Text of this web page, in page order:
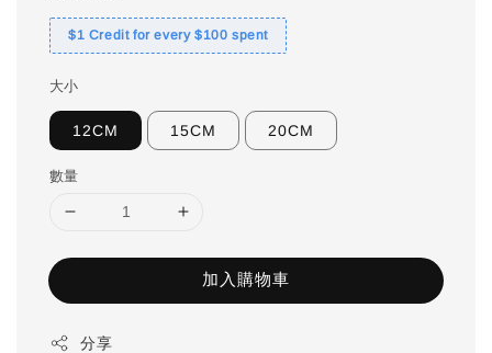
$1 Credit for every $100 spent
大小
12CM 15CM 20CM
數量
加入購物車
分享